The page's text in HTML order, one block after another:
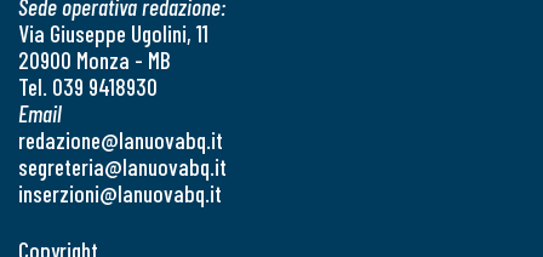
Sede operativa redazione:
Via Giuseppe Ugolini, 11
20900 Monza - MB
Tel. 039 9418930
Email
redazione@lanuovabq.it
segreteria@lanuovabq.it
inserzioni@lanuovabq.it
Copyright